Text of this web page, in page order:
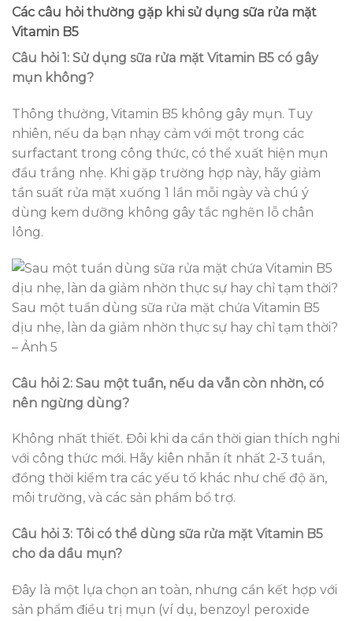
Các câu hỏi thường gặp khi sử dụng sữa rửa mặt
Vitamin B5
Câu hỏi 1: Sử dụng sữa rửa mặt Vitamin B5 có gây
mụn không?
Thông thường, Vitamin B5 không gây mụn. Tuy
nhiên, nếu da bạn nhạy cảm với một trong các
surfactant trong công thức, có thể xuất hiện mụn
đầu trắng nhẹ. Khi gặp trường hợp này, hãy giảm
tần suất rửa mặt xuống 1 lần mỗi ngày và chú ý
dùng kem dưỡng không gây tắc nghẽn lỗ chân
lông.
Sau một tuần dùng sữa rửa mặt chứa Vitamin B5
dịu nhẹ, làn da giảm nhờn thực sự hay chỉ tạm thời?
– Ảnh 5
Câu hỏi 2: Sau một tuần, nếu da vẫn còn nhờn, có
nên ngừng dùng?
Không nhất thiết. Đôi khi da cần thời gian thích nghi
với công thức mới. Hãy kiên nhẫn ít nhất 2‑3 tuần,
đồng thời kiểm tra các yếu tố khác như chế độ ăn,
môi trường, và các sản phẩm bổ trợ.
Câu hỏi 3: Tôi có thể dùng sữa rửa mặt Vitamin B5
cho da dầu mụn?
Đây là một lựa chọn an toàn, nhưng cần kết hợp với
sản phẩm điều trị mụn (ví dụ, benzoyl peroxide